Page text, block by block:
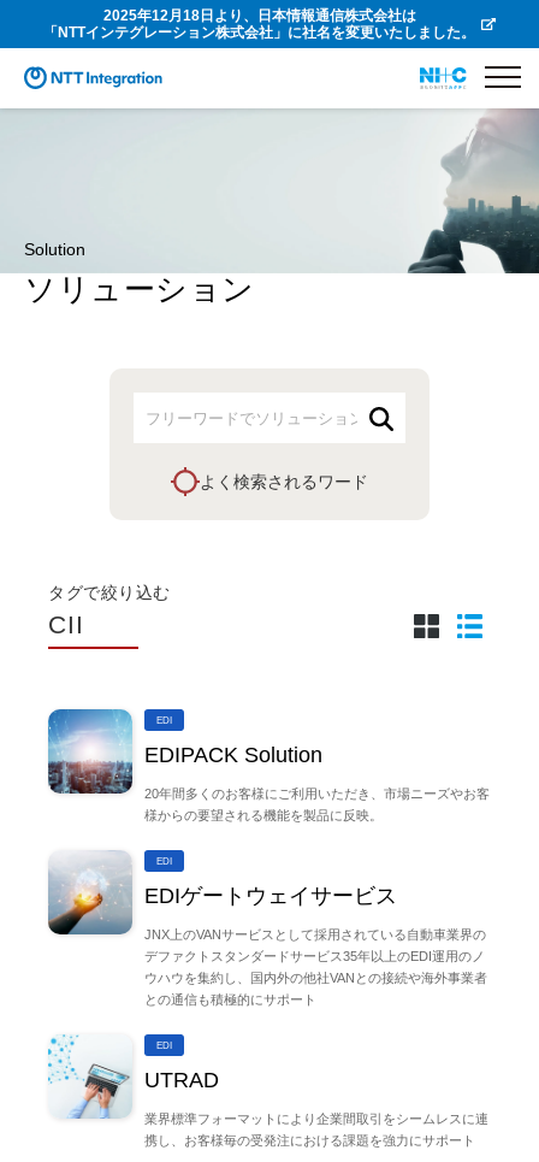
2025年12月18日より、日本情報通信株式会社は
「NTTインテグレーション株式会社」に社名を変更いたしました。
Solution
ソリューション
よく検索されるワード
タグで絞り込む
CII
EDI
EDIPACK Solution
20年間多くのお客様にご利用いただき、市場ニーズやお客
様からの要望される機能を製品に反映。
EDI
EDIゲートウェイサービス
JNX上のVANサービスとして採用されている自動車業界の
デファクトスタンダードサービス35年以上のEDI運用のノ
ウハウを集約し、国内外の他社VANとの接続や海外事業者
との通信も積極的にサポート
EDI
UTRAD
業界標準フォーマットにより企業間取引をシームレスに連
携し、お客様毎の受発注における課題を強力にサポート